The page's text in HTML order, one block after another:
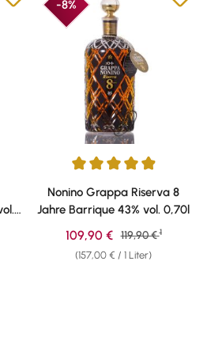
von 4.81 von 5 Sternen
-8%
Durchschnittliche Bewertung
Nonino Grappa Riserva 8
Jahre Barrique 43% vol. 0,70l
(157,00 € / 1 Liter)
Verkaufspreis:
109,90 € Regulärer Preis:
119,90 € 1